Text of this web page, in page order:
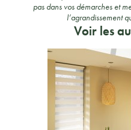
pas dans vos démarches et
l’agrandissement
Voir les